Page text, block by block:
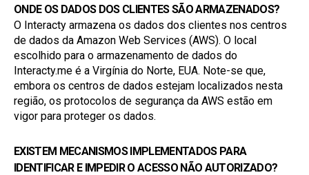
ONDE OS DADOS DOS CLIENTES SÃO ARMAZENADOS?
O Interacty armazena os dados dos clientes nos centros
de dados da Amazon Web Services (AWS). O local
escolhido para o armazenamento de dados do
Interacty.me é a Virgínia do Norte, EUA. Note-se que,
embora os centros de dados estejam localizados nesta
região, os protocolos de segurança da AWS estão em
vigor para proteger os dados.
EXISTEM MECANISMOS IMPLEMENTADOS PARA
IDENTIFICAR E IMPEDIR O ACESSO NÃO AUTORIZADO?